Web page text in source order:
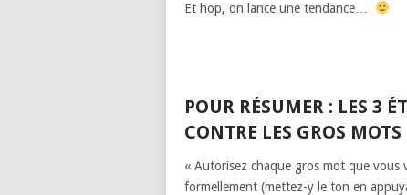
Et hop, on lance une tendance…
POUR RÉSUMER : LES 3
CONTRE LES GROS MOTS
« Autorisez chaque gros mot que
formellement (mettez-y le ton en